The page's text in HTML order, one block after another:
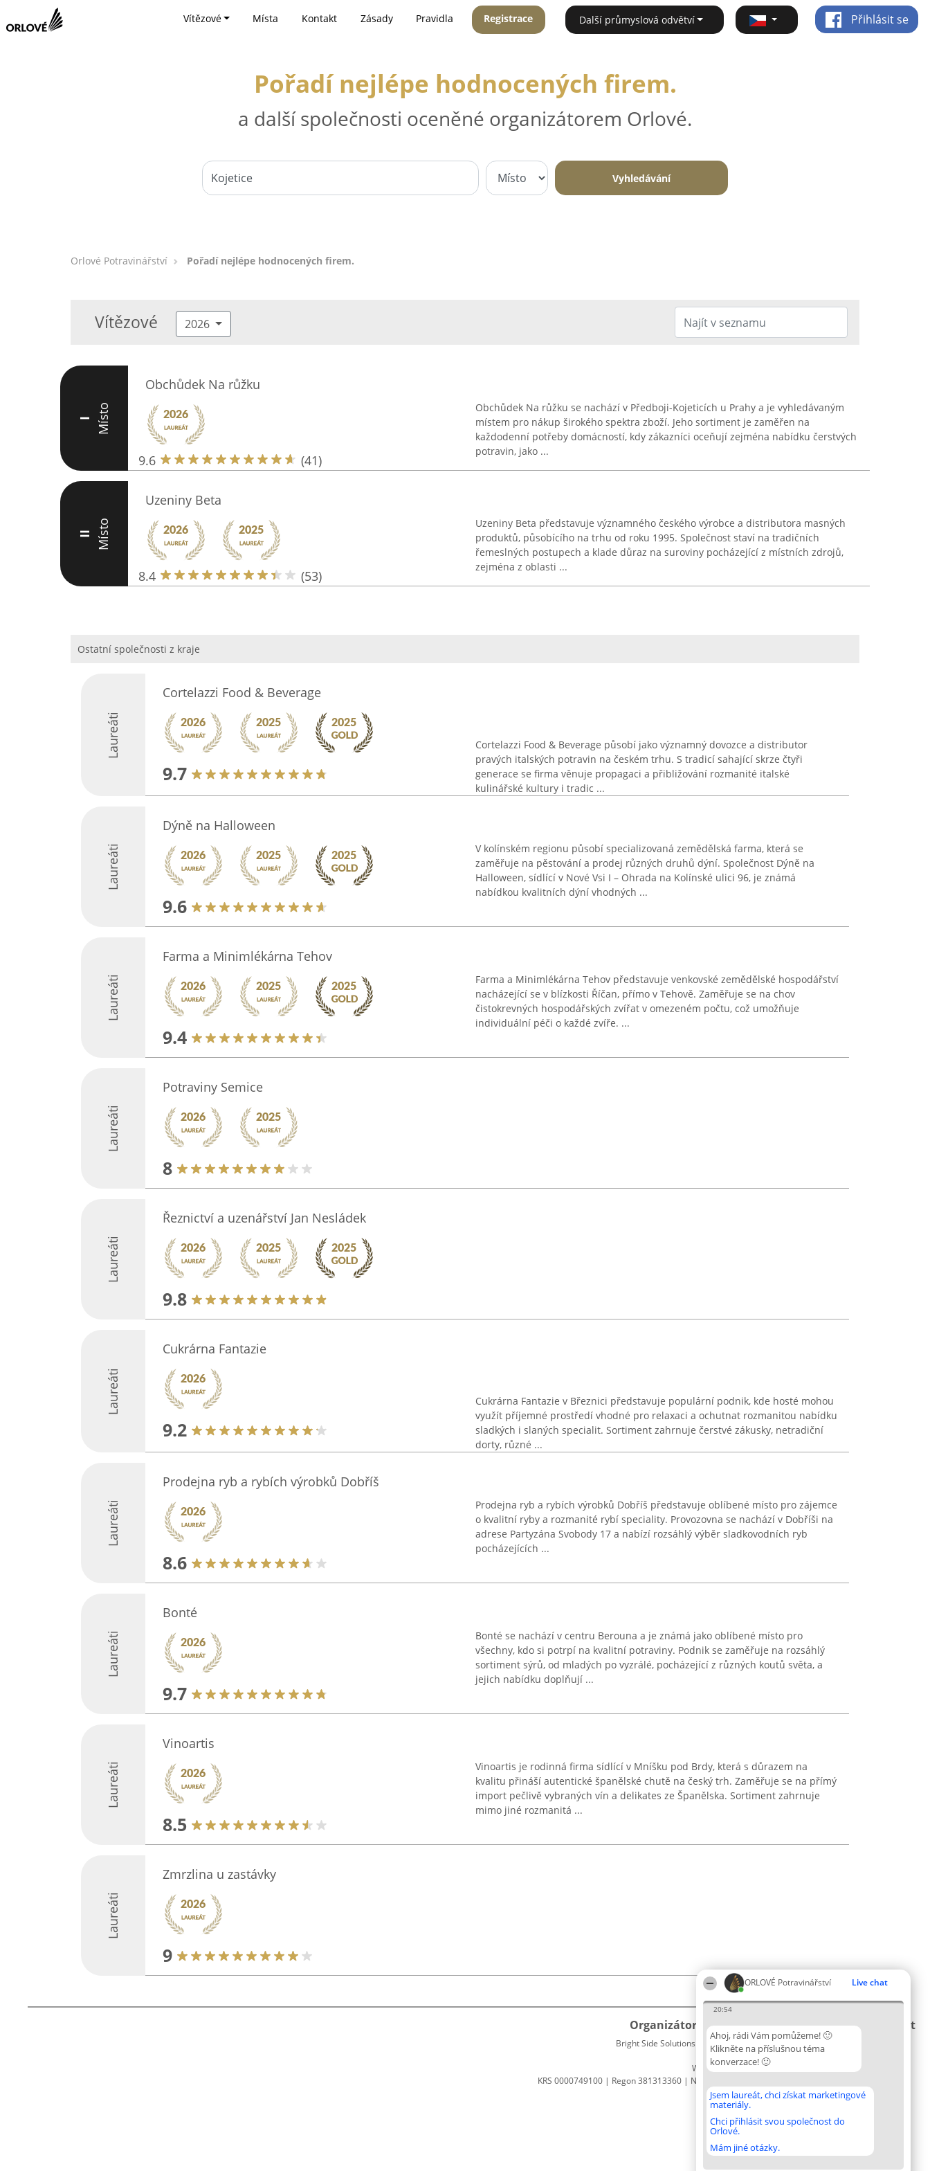
ORLOVÉ Potravinářství Live chat
20:54
Ahoj, rádi Vám pomůžeme! 🙂
Klikněte na příslušnou téma
konverzace! 🙂
Jsem laureát, chci získat marketingové
materiály.
Chci přihlásit svou společnost do
Orlové.
Mám jiné otázky.
Vítězové Místa Kontakt Zásady Pravidla Registrace Další průmyslová odvětví Přihlásit se
Pořadí nejlépe hodnocených firem.
a další společnosti oceněné organizátorem Orlové.
Vyhledávání
Orlové Potravinářství Pořadí nejlépe hodnocených firem.
Vítězové 2026
I Místo
Obchůdek Na růžku
9.6 (41)
Obchůdek Na růžku se nachází v Předboji-Kojeticích u Prahy a je vyhledávaným
místem pro nákup širokého spektra zboží. Jeho sortiment je zaměřen na
každodenní potřeby domácností, kdy zákazníci oceňují zejména nabídku čerstvých
potravin, jako ...
II Místo
Uzeniny Beta
8.4 (53)
Uzeniny Beta představuje významného českého výrobce a distributora masných
produktů, působícího na trhu od roku 1995. Společnost staví na tradičních
řemeslných postupech a klade důraz na suroviny pocházející z místních zdrojů,
zejména z oblasti ...
Ostatní společnosti z kraje
Laureáti
Cortelazzi Food & Beverage
9.7
Cortelazzi Food & Beverage působí jako významný dovozce a distributor
pravých italských potravin na českém trhu. S tradicí sahající skrze čtyři
generace se firma věnuje propagaci a přibližování rozmanité italské
kulinářské kultury i tradic ...
Laureáti
Dýně na Halloween
9.6
V kolínském regionu působí specializovaná zemědělská farma, která se
zaměřuje na pěstování a prodej různých druhů dýní. Společnost Dýně na
Halloween, sídlící v Nové Vsi I – Ohrada na Kolínské ulici 96, je známá
nabídkou kvalitních dýní vhodných ...
Laureáti
Farma a Minimlékárna Tehov
9.4
Farma a Minimlékárna Tehov představuje venkovské zemědělské hospodářství
nacházející se v blízkosti Říčan, přímo v Tehově. Zaměřuje se na chov
čistokrevných hospodářských zvířat v omezeném počtu, což umožňuje
individuální péči o každé zvíře. ...
Laureáti
Potraviny Semice
8
Laureáti
Řeznictví a uzenářství Jan Nesládek
9.8
Laureáti
Cukrárna Fantazie
9.2
Cukrárna Fantazie v Březnici představuje populární podnik, kde hosté mohou
využít příjemné prostředí vhodné pro relaxaci a ochutnat rozmanitou nabídku
sladkých i slaných specialit. Sortiment zahrnuje čerstvé zákusky, netradiční
dorty, různé ...
Laureáti
Prodejna ryb a rybích výrobků Dobříš
8.6
Prodejna ryb a rybích výrobků Dobříš představuje oblíbené místo pro zájemce
o kvalitní ryby a rozmanité rybí speciality. Provozovna se nachází v Dobříši na
adrese Partyzána Svobody 17 a nabízí rozsáhlý výběr sladkovodních ryb
pocházejících ...
Laureáti
Bonté
9.7
Bonté se nachází v centru Berouna a je známá jako oblíbené místo pro
všechny, kdo si potrpí na kvalitní potraviny. Podnik se zaměřuje na rozsáhlý
sortiment sýrů, od mladých po vyzrálé, pocházející z různých koutů světa, a
jejich nabídku doplňují ...
Laureáti
Vinoartis
8.5
Vinoartis je rodinná firma sídlící v Mníšku pod Brdy, která s důrazem na
kvalitu přináší autentické španělské chutě na český trh. Zaměřuje se na přímý
import pečlivě vybraných vín a delikates ze Španělska. Sortiment zahrnuje
mimo jiné rozmanitá ...
Laureáti
Zmrzlina u zastávky
9
Organizátor hlasování
Bright Side Solutions sp. z o. o. sp. k.
ul. Ruska 22
Wrocław 50-079
KRS 0000749100 | Regon 381313360 | NIP 8943132676
Plebiscyt
Vítězové
Seznam
Zásady
Zásady
ochrany
údajů
Kontakt